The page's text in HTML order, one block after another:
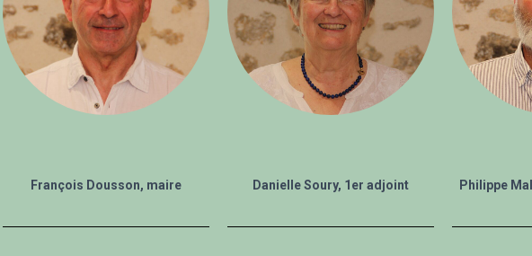
François Dousson, maire Danielle Soury, 1er adjoint Philippe